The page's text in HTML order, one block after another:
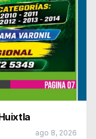
ago 8, 2026